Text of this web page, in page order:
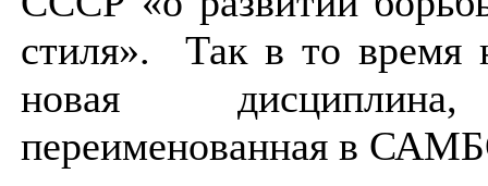
стиля». Так в то время
новая
переименованная в